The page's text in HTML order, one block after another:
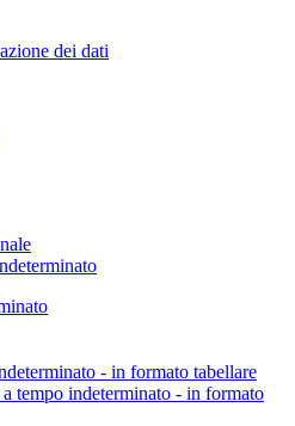
dei dati
- in formato tabellare
tempo indeterminato - in formato